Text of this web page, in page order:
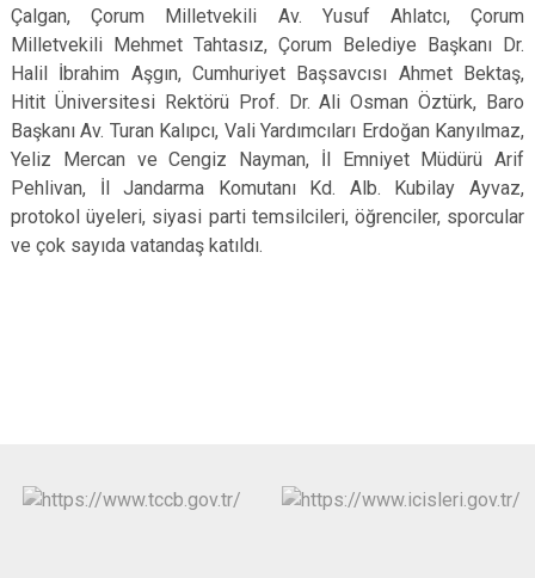
Çalgan, Çorum Milletvekili Av. Yusuf Ahlatcı, Çorum
Milletvekili Mehmet Tahtasız, Çorum Belediye Başkanı Dr.
Halil İbrahim Aşgın, Cumhuriyet Başsavcısı Ahmet Bektaş,
Hitit Üniversitesi Rektörü Prof. Dr. Ali Osman Öztürk, Baro
Başkanı Av. Turan Kalıpcı, Vali Yardımcıları Erdoğan Kanyılmaz,
Yeliz Mercan ve Cengiz Nayman, İl Emniyet Müdürü Arif
Pehlivan, İl Jandarma Komutanı Kd. Alb. Kubilay Ayvaz,
protokol üyeleri, siyasi parti temsilcileri, öğrenciler, sporcular
ve çok sayıda vatandaş katıldı.